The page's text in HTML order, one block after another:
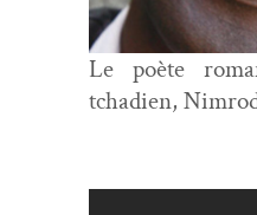
Le poète
tcha­di­en,